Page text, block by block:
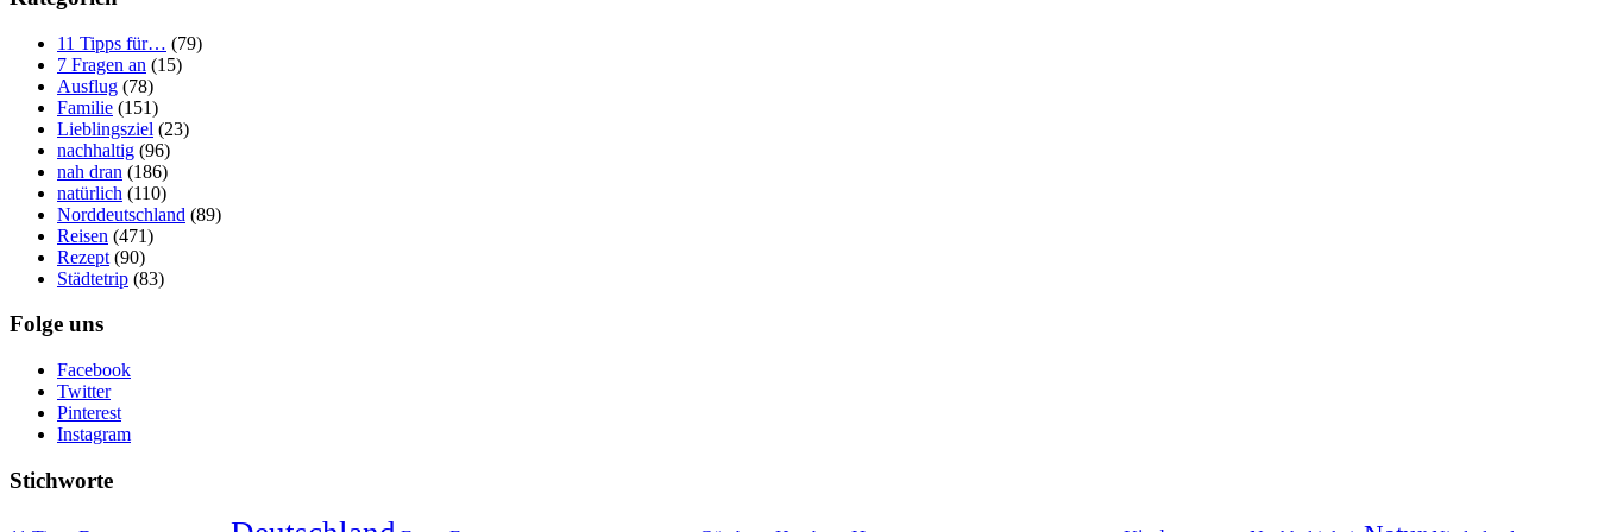
11 Tipps für… (79)
7 Fragen an (15)
Ausflug (78)
Familie (151)
Lieblingsziel (23)
nachhaltig (96)
nah dran (186)
natürlich (110)
Norddeutschland (89)
Reisen (471)
Rezept (90)
Städtetrip (83)
Folge uns
Facebook
Twitter
Pinterest
Instagram
Stichworte